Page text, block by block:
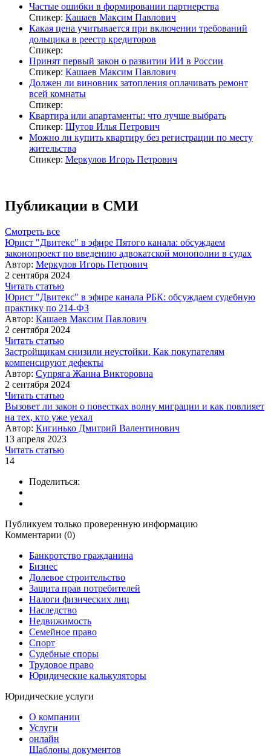
Частые ошибки в формировании партнерства
Спикер: Кашаев Максим Павлович
Какая цена учитывается при включении требований
дольщика в реестр кредиторов
Спикер:
Принят первый закон о развитии ИИ в России
Спикер: Кашаев Максим Павлович
Должен ли виновник затопления оплачивать ремонт
всей комнаты
Спикер:
Квартира или апартаменты: что лучше выбрать
Спикер: Шутов Илья Петрович
Можно ли купить квартиру без регистрации по месту
жительства
Спикер: Меркулов Игорь Петрович
Публикации в СМИ
Смотреть все
Юрист "Двитекс" в эфире Пятого канала: обсуждаем
законопроект по введению адвокатской монополии в судах
Автор: Меркулов Игорь Петрович
2 сентября 2024
Читать статью
Юрист "Двитекс" в эфире канала РБК: обсуждаем судебную
практику по 214-ФЗ
Автор: Кашаев Максим Павлович
2 сентября 2024
Читать статью
Застройщикам снизили неустойки. Как покупателям
компенсируют дефекты
Автор: Супряга Жанна Викторовна
2 сентября 2024
Читать статью
Вызовет ли закон о повестках волну миграции и как повлияет
на тех, кто уже уехал
Автор: Кигинько Дмитрий Валентинович
13 апреля 2023
Читать статью
14
Поделиться:
Публикуем только проверенную информацию
Комментарии (0)
Банкротство гражданина
Бизнес
Долевое строительство
Защита прав потребителей
Налоги физических лиц
Наследство
Недвижимость
Семейное право
Спорт
Судебные споры
Трудовое право
Юридические калькуляторы
Юридические услуги
О компании
Услуги
онлайн
Шаблоны документов